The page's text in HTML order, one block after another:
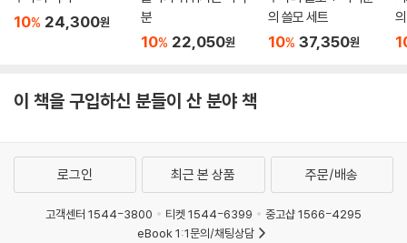
10% 24,300원
분
10% 22,050원
의 쓸모 세트
10% 37,350원
이 책을 구입하신 분들이 산 분야 책
로그인 최근 본 상품 주문/배송
고객센터 1544-3800 티켓 1544-6399
중고샵 1566-4295
eBook 1:1문의/채팅상담